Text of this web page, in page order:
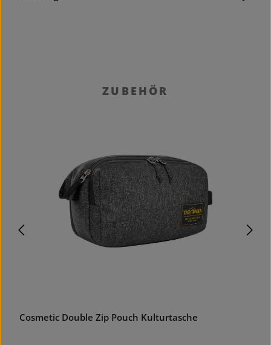
Produktgalerie überspringenZUBEHÖR
Cosmetic Double Zip Pouch Kulturtasche